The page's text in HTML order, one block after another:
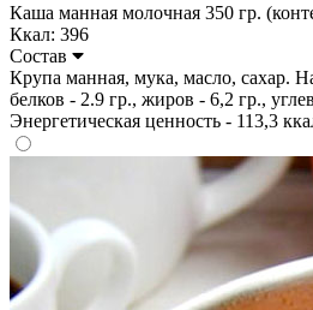
Каша манная молочная 350 гр.
Ккал: 396
Состав
Крупа манная, мука, масло, сахар.
белков - 2.9 гр., жиров - 6,2 гр.,
Энергетическая ценность - 113,3